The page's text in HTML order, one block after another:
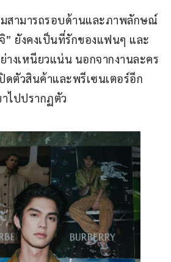
สามารถรอบด้านและภาพลักษณ์
” ยังคงเป็นที่รักของแฟนๆ และ
างเหนียวแน่น นอกจากงานละคร
ดตัวสินค้าและพรีเซนเตอร์อีก
ไปปรากฏตัว